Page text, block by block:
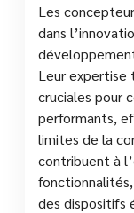
Les
dans
Leur
cruciales pour
performants,
limites de la
contribuent à
des dispositifs